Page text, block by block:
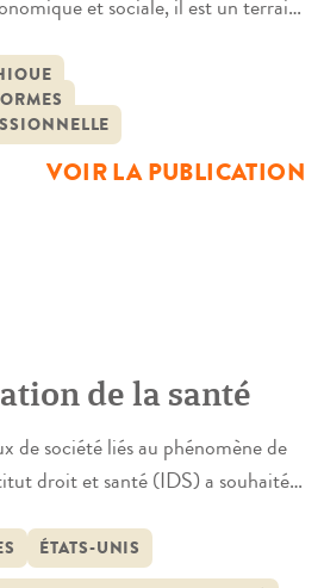
et sociale, il est un terrain
En effet, de tout temps, le
a été appelé à prendre des
santé, […]
VOIR LA PUBLICATION
de la santé
de société liés au phénomène de
droit et santé (IDS) a souhaité
de la santé. La recherche
globales et objectives. Pour
ÉTATS-UNIS